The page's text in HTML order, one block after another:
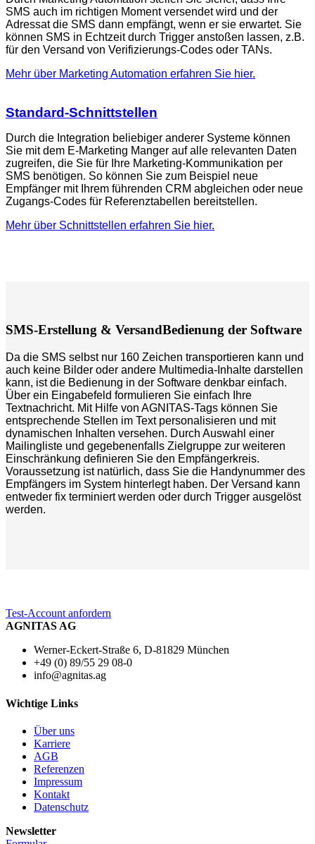
SMS auch im richtigen Moment versendet wird und der
Adressat die SMS dann empfängt, wenn er sie erwartet. Sie
können SMS in Echtzeit durch Trigger anstoßen lassen, z.B.
für den Versand von Verifizierungs-Codes oder TANs.
Mehr über Marketing Automation erfahren Sie hier.
Standard-Schnittstellen
Durch die Integration beliebiger anderer Systeme können
Sie mit dem E-Marketing Manger auf alle relevanten Daten
zugreifen, die Sie für Ihre Marketing-Kommunikation per
SMS benötigen. So können Sie zum Beispiel neue
Empfänger mit Ihrem führenden CRM abgleichen oder neue
Zugangs-Codes für Referenztabellen bereitstellen.
Mehr über Schnittstellen erfahren Sie hier.
SMS-Erstellung & VersandBedienung der Software
Da die SMS selbst nur 160 Zeichen transportieren kann und
auch keine Bilder oder andere Multimedia-Inhalte darstellen
kann, ist die Bedienung in der Software denkbar einfach.
Über ein Eingabefeld formulieren Sie einfach Ihre
Textnachricht. Mit Hilfe von AGNITAS-Tags können Sie
entsprechende Stellen im Text personalisieren und mit
dynamischen Inhalten versehen. Durch Auswahl einer
Mailingliste und gegebenenfalls Zielgruppe zur weiteren
Einschränkung definieren Sie den Empfängerkreis.
Voraussetzung ist natürlich, dass Sie die Handynummer des
Empfängers im System hinterlegt haben. Der Versand kann
entweder fix terminiert werden oder durch Trigger ausgelöst
werden.
Test-Account anfordern
AGNITAS AG
Werner-Eckert-Straße 6, D-81829 München
+49 (0) 89/55 29 08-0
info@agnitas.ag
Wichtige Links
Über uns
Karriere
AGB
Referenzen
Impressum
Kontakt
Datenschutz
Newsletter